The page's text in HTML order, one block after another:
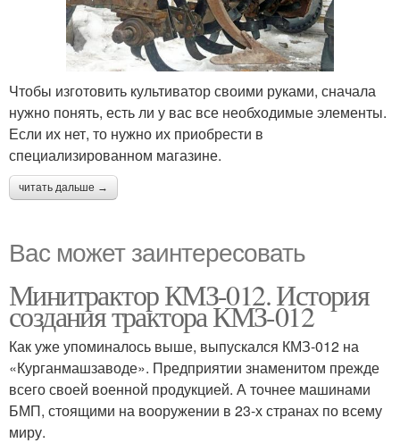
Чтобы изготовить культиватор своими руками, сначала
нужно понять, есть ли у вас все необходимые элементы.
Если их нет, то нужно их приобрести в
специализированном магазине.
читать дальше →
Вас может заинтересовать
Минитрактор КМЗ-012. История
создания трактора КМЗ-012
Как уже упоминалось выше, выпускался КМЗ-012 на
«Курганмашзаводе». Предприятии знаменитом прежде
всего своей военной продукцией. А точнее машинами
БМП, стоящими на вооружении в 23-х странах по всему
миру.